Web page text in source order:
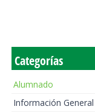
Categorías
Alumnado
Información General